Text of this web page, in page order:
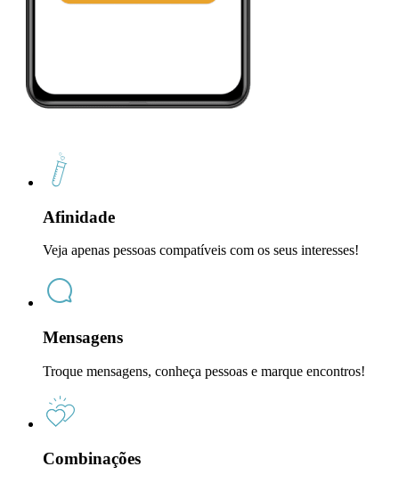
Afinidade
Veja apenas pessoas compatíveis com os seus interesses!
Mensagens
Troque mensagens, conheça pessoas e marque encontros!
Combinações